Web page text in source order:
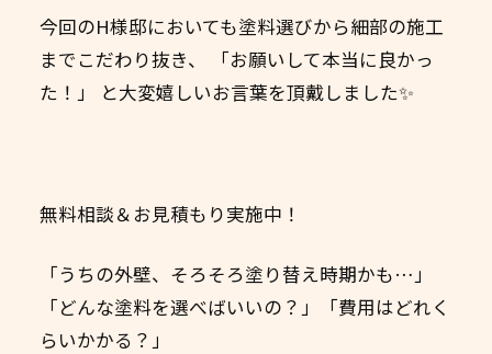
今回のH様邸においても塗料選びから細部の施工
までこだわり抜き、 「お願いして本当に良かっ
た！」 と大変嬉しいお言葉を頂戴しました✨
無料相談＆お見積もり実施中！
「うちの外壁、そろそろ塗り替え時期かも…」
「どんな塗料を選べばいいの？」「費用はどれく
らいかかる？」